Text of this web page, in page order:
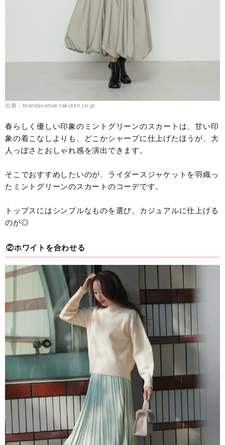
出典：brandavenue.rakuten.co.jp
春らしく優しい印象のミントグリーンのスカートは、甘い印
象の着こなしよりも、どこかシャープに仕上げたほうが、大
人っぽさとおしゃれ感を演出できます。
そこでおすすめしたいのが、ライダースジャケットを羽織っ
たミントグリーンのスカートのコーデです。
トップスにはシンプルなものを選び、カジュアルに仕上げる
のが◎
②ホワイトを合わせる